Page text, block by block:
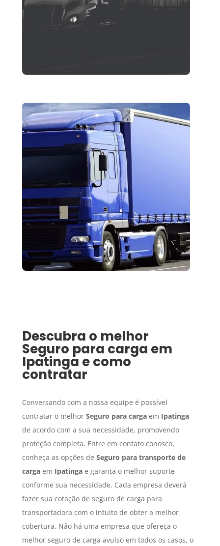
Descubra o melhor
Seguro para carga em
Ipatinga e como
contratar
Conversando com a nossa equipe é possível
contratar o melhor Seguro para cargaem Ipatinga
de acordo com a sua necessidade, promovendo
proteção completa. Entre em contato conosco,
conheça as opções de Seguro para transporte de
cargaem Ipatingae garanta o melhor suporte
conforme sua necessidade. Cada empresa deverá
fazer sua cotação de seguro de carga para
transportadora com o intuito de obter a melhor
cobertura. Não há uma empresa que ofereça o
melhor seguro de carga avulso em todos os casos, o